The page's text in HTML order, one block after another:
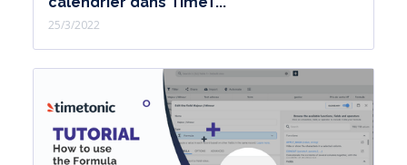
25/3/2022